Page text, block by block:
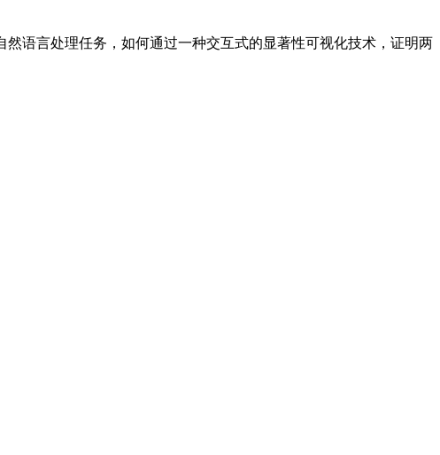
语言处理任务，如何通过一种交互式的显著性可视化技术，证明两